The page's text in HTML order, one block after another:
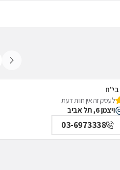
בי"ח
איכילוב-אף;אוזן;גרון;ניתוחי-
תל אביב
לעסק זה אין חוות דעת
ויצמן 6, תל אביב
03-6973338